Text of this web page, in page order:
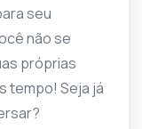
seu
não se
próprias
tempo! Seja já